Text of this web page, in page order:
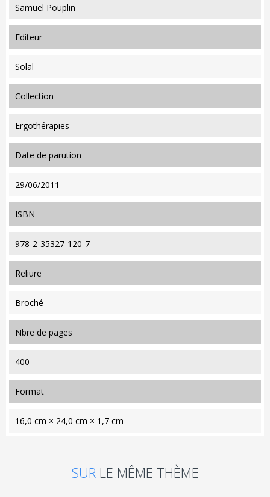
Samuel Pouplin
editeur
Solal
collection
Ergothérapies
date de parution
29/06/2011
ISBN
978-2-35327-120-7
reliure
Broché
nbre de pages
400
format
16,0 cm × 24,0 cm × 1,7 cm
SUR LE MÊME THÈME